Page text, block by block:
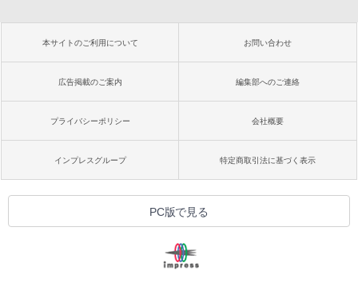
本サイトのご利用について お問い合わせ
広告掲載のご案内 編集部へのご連絡
プライバシーポリシー 会社概要
インプレスグループ 特定商取引法に基づく表示
PC版で見る